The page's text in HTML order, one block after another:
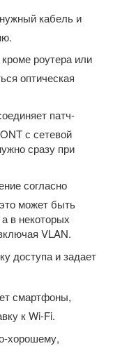
кабель и
роутера или
оптическая
патч-
с сетевой
сразу при
согласно
может быть
в некоторых
VLAN.
доступа и задает
смартфоны,
к Wi-Fi.
хорошему,